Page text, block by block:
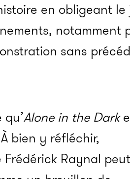
en obligeant
notamment
sans
Alone in the Dark
bien y réfléchir,
Raynal peut